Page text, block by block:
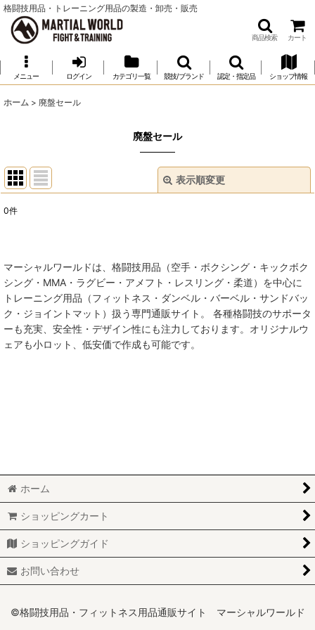
格闘技用品・トレーニング用品の製造・卸売・販売
商品検索 カート
メニュー ログイン カテゴリ一覧 競技/ブランド 認定・指定品 ショップ情報
ホーム > 廃盤セール
廃盤セール
表示順変更
絞り込む
0件
マーシャルワールドは、格闘技用品（空手・ボクシング・キックボク
シング・MMA・ラグビー・アメフト・レスリング・柔道）を中心に
トレーニング用品（フィットネス・ダンベル・バーベル・サンドバッ
ク・ジョイントマット）扱う専門通販サイト。 各種格闘技のサポータ
ーも充実、安全性・デザイン性にも注力しております。オリジナルウ
ェアも小ロット、低安価で作成も可能です。
ホーム
ショッピングカート
ショッピングガイド
お問い合わせ
©格闘技用品・フィットネス用品通販サイト マーシャルワールド